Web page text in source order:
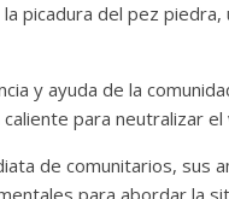
picadura del pez
y ayuda de la
para neutralizar el
de comunitarios, sus
para abordar la